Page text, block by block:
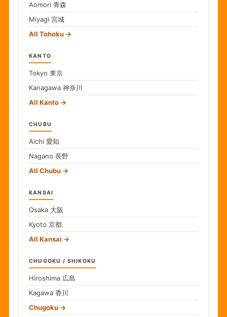
Aomori 青森
Miyagi 宮城
All Tohoku
KANTO
Tokyo 東京
Kanagawa 神奈川
All Kanto
CHUBU
Aichi 愛知
Nagano 長野
All Chubu
KANSAI
Osaka 大阪
Kyoto 京都
All Kansai
CHUGOKU / SHIKOKU
Hiroshima 広島
Kagawa 香川
Chugoku